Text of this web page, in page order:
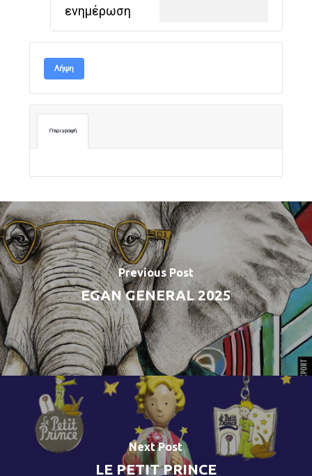
ενημέρωση
Λήψη
Περιγραφή
Previous Post
EGAN GENERAL 2025
Next Post
LE PETIT PRINCE